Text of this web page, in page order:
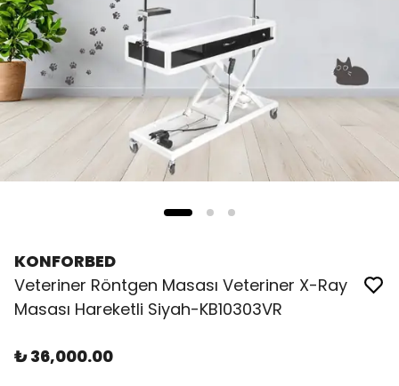
KONFORBED
Veteriner Röntgen Masası Veteriner X-Ray
Masası Hareketli Siyah-KB10303VR
₺ 36,000.00